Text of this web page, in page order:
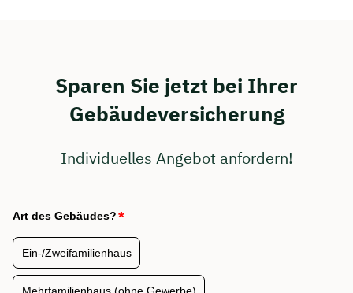
Sparen Sie jetzt bei Ihrer
Gebäudeversicherung
Individuelles Angebot anfordern!